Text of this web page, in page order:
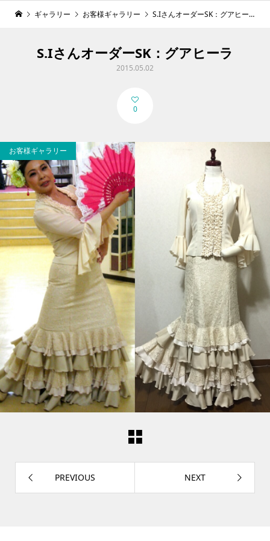
ギャラリー お客様ギャラリー S.IさんオーダーSK：グアヒーラ
S.IさんオーダーSK：グアヒーラ
2015.05.02
0
お客様ギャラリー
PREVIOUS NEXT